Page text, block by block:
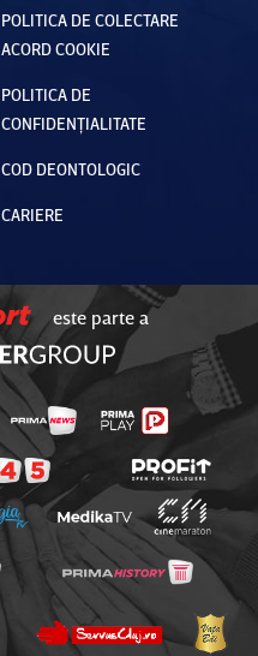
POLITICA DE COLECTARE
ACORD COOKIE
POLITICA DE
CONFIDENȚIALITATE
COD DEONTOLOGIC
CARIERE
este parte a